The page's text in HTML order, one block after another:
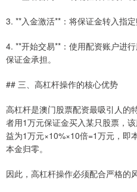
3. **入金激活**：将保证金转入指
4. **开始交易**：使用配资账户进
保证金承担。
## 三、高杠杆操作的核心优势
高杠杆是澳门股票配资最吸引人的
者用1万元保证金买入某只股票，
益为1万元×10%×10倍=1万元，即
本金归零。
因此，高杠杆操作必须配合严格的